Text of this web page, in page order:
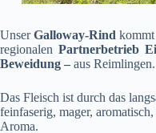
UnserGalloway-Rind
regionalen Partnerbetrieb
Beweidung – aus Reimlingen.
Das Fleisch ist durch das
feinfaserig, mager,
Aroma.